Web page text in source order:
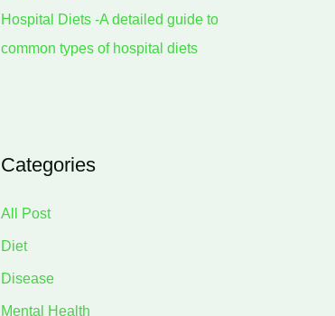
Hospital Diets -A detailed guide to
common types of hospital diets
Categories
All Post
Diet
Disease
Mental Health